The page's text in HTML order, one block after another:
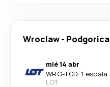
Wroclaw- Podgorica
mié 14 abr
WRO-TGD· 1 escala
LOT